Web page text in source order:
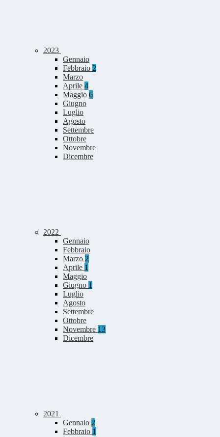
2023
Gennaio
Febbraio 2
Marzo
Aprile 4
Maggio 6
Giugno
Luglio
Agosto
Settembre
Ottobre
Novembre
Dicembre
2022
Gennaio
Febbraio
Marzo 2
Aprile 1
Maggio
Giugno 1
Luglio
Agosto
Settembre
Ottobre
Novembre 13
Dicembre
2021
Gennaio 2
Febbraio 1